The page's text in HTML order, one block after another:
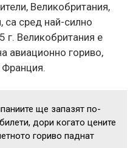
Великобритания,
са сред най-силно
г. Великобритания е
авиационно гориво,
ще запазят по-
дори когато цените
гориво паднат